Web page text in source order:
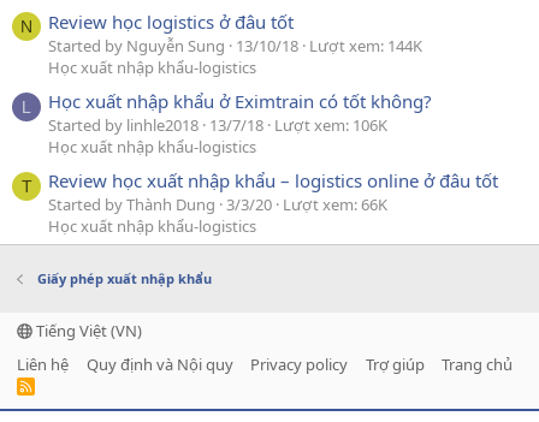
N Review học logistics ở đâu tốt
Started by Nguyễn Sung 13/10/18 Lượt xem: 144K
Học xuất nhập khẩu-logistics
L Học xuất nhập khẩu ở Eximtrain có tốt không?
Started by linhle2018 13/7/18 Lượt xem: 106K
Học xuất nhập khẩu-logistics
T Review học xuất nhập khẩu – logistics online ở đâu tốt
Started by Thành Dung 3/3/20 Lượt xem: 66K
Học xuất nhập khẩu-logistics
Giấy phép xuất nhập khẩu
Tiếng Việt (VN)
Liên hệ
Quy định và Nội quy Privacy policy Trợ giúp Trang chủ
R